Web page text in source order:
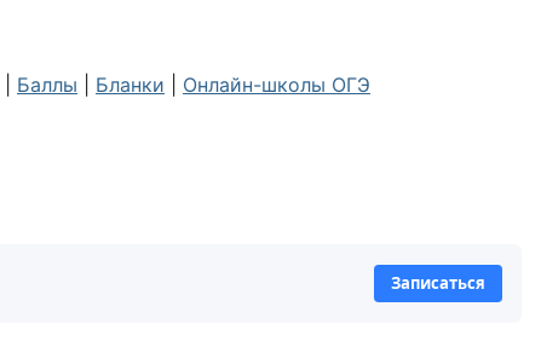
Баллы Бланки Онлайн-школы ОГЭ
Записаться